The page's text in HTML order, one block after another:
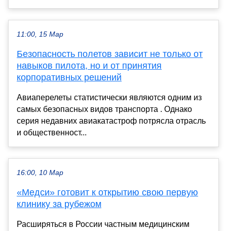
11:00, 15 Мар
Безопасность полетов зависит не только от
навыков пилота, но и от принятия
корпоративных решений
Авиаперелеты статистически являются одним из
самых безопасных видов транспорта . Однако
серия недавних авиакатастроф потрясла отрасль
и общественност...
16:00, 10 Мар
«Медси» готовит к открытию свою первую
клинику за рубежом
Расширяться в России частным медицинским